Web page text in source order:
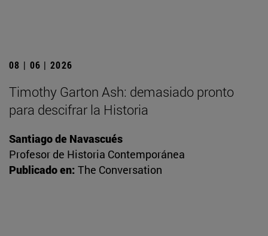
08 | 06 | 2026
Timothy Garton Ash: demasiado pronto
para descifrar la Historia
Santiago de Navascués
Profesor de Historia Contemporánea
Publicado en: The Conversation